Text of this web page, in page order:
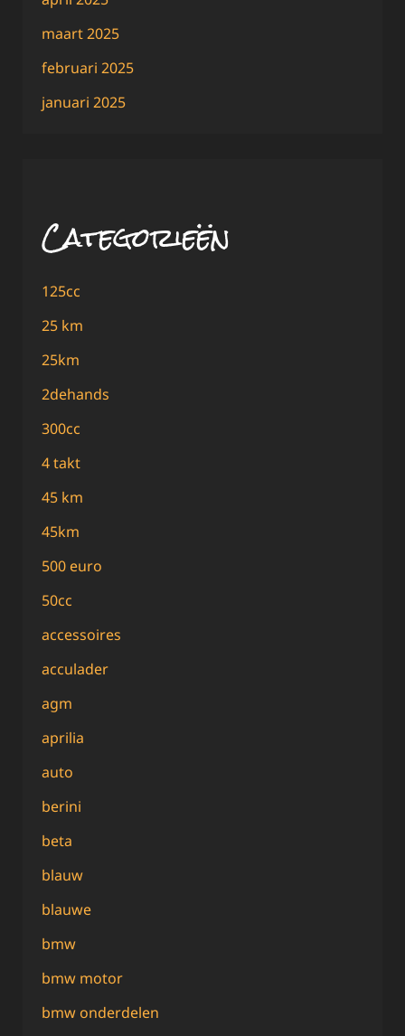
maart 2025
februari 2025
januari 2025
Categorieën
125cc
25 km
25km
2dehands
300cc
4 takt
45 km
45km
500 euro
50cc
accessoires
acculader
agm
aprilia
auto
berini
beta
blauw
blauwe
bmw
bmw motor
bmw onderdelen